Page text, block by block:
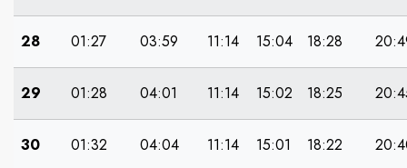
28 01:27 03:59 11:14 15:04 18:28
29 01:28 04:01 11:14 15:02 18:25
30 01:32 04:04 11:14 15:01 18:22